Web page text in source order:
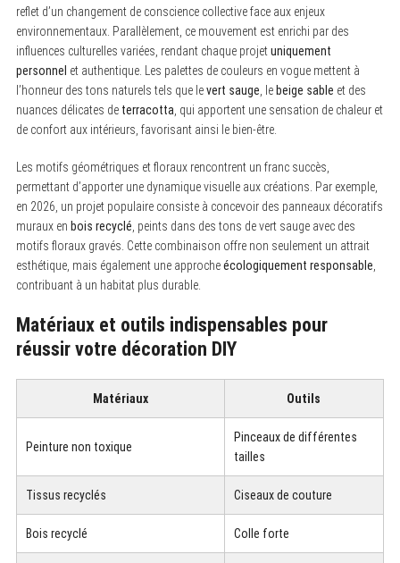
reflet d’un changement de conscience collective face aux enjeux
environnementaux. Parallèlement, ce mouvement est enrichi par des
influences culturelles variées, rendant chaque projetuniquement
personnel et authentique. Les palettes de couleurs en vogue mettent à
l’honneur des tons naturels tels que levert sauge , le beige sable et des
nuances délicates de terracotta , qui apportent une sensation de chaleur et
de confort aux intérieurs, favorisant ainsi le bien-être.
Les motifs géométriques et floraux rencontrent un franc succès,
permettant d’apporter une dynamique visuelle aux créations. Par exemple,
en 2026, un projet populaire consiste à concevoir des panneaux décoratifs
muraux en bois recyclé , peints dans des tons de vert sauge avec des
motifs floraux gravés. Cette combinaison offre non seulement un attrait
esthétique, mais également une approcheécologiquement responsable
contribuant à un habitat plus durable.
Matériaux et outils indispensables pour
réussir votre décoration DIY
Matériaux Outils
Peinture non toxique
Pinceaux de différentes
tailles
Tissus recyclés Ciseaux de couture
Bois recyclé Colle forte